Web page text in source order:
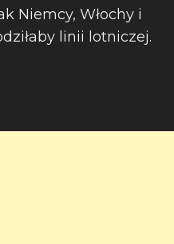
Niemcy, Włochy i
linii lotniczej.